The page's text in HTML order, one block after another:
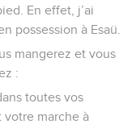
En effet, j’ai
possession à Esaü.
mangerez et vous
:
toutes vos
votre marche à